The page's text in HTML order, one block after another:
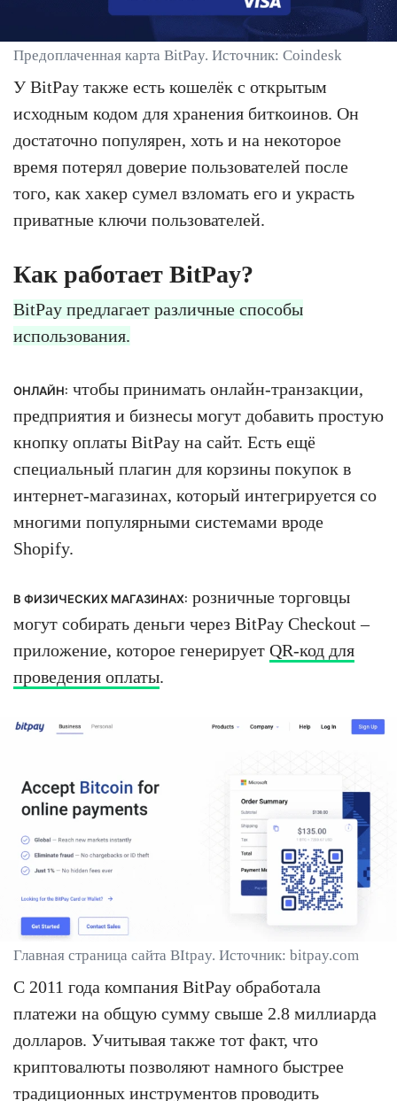
Предоплаченная карта BitPay. Источник: Coindesk
У BitPay также есть кошелёк с открытым
исходным кодом для хранения биткоинов. Он
достаточно популярен, хоть и на некоторое
время потерял доверие пользователей после
того, как хакер сумел взломать его и украсть
приватные ключи пользователей.
Как работает BitPay?
BitPay предлагает различные способы
использования.
ОНЛАЙН: чтобы принимать онлайн-транзакции,
предприятия и бизнесы могут добавить простую
кнопку оплаты BitPay на сайт. Есть ещё
специальный плагин для корзины покупок в
интернет-магазинах, который интегрируется со
многими популярными системами вроде
Shopify.
В ФИЗИЧЕСКИХ МАГАЗИНАХ: розничные торговцы
могут собирать деньги через BitPay Checkout –
приложение, которое генерирует QR-код для
проведения оплаты.
Главная страница сайта BItpay. Источник: bitpay.com
С 2011 года компания BitPay обработала
платежи на общую сумму свыше 2.8 миллиарда
долларов. Учитывая также тот факт, что
криптовалюты позволяют намного быстрее
традиционных инструментов проводить